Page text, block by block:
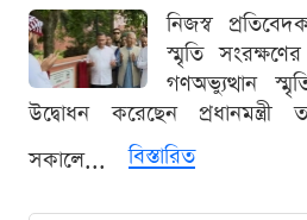
নিজস্ব
স্মৃতি
গণঅভ্যুত্থান
উদ্বোধন করেছেন
সকালে...
বিস্তারিত